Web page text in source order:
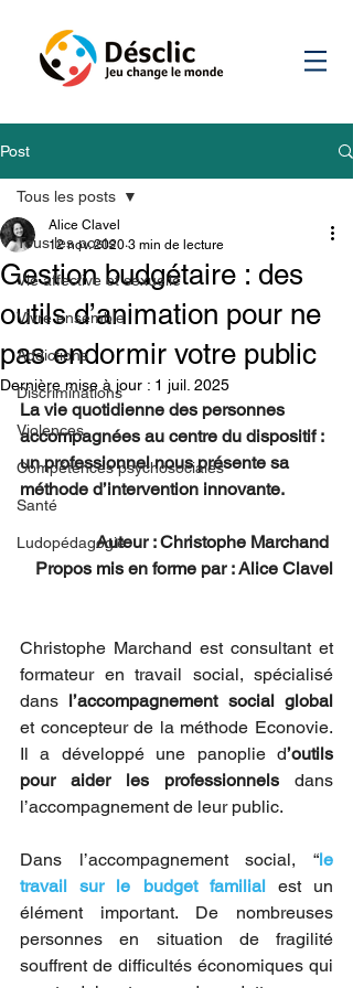
Post
Tous les posts
Vie affective et sexuelle
Vivre ensemble
Addictions
Discriminations
Violences
Compétences psychosociales
Santé
Ludopédagogie
Tous les posts
Gestion budgétaire : des
outils d’animation pour ne
pas endormir votre public
Alice Clavel
12 nov. 2020 3 min de lecture
Dernière mise à jour : 1 juil. 2025
La vie quotidienne des personnes
accompagnées au centre du dispositif :
un professionnel nous présente sa
méthode d’intervention innovante.
Auteur : Christophe Marchand
Propos mis en forme par : Alice Clavel
Christophe Marchand est consultant et
formateur en travail social, spécialisé
dans l’accompagnement social global
et concepteur de la méthode Econovie.
Il a développé une panoplie d’outils
pour aider les professionnels dans
l’accompagnement de leur public.
Dans l’accompagnement social, “le
travail sur le budget familial est un
élément important. De nombreuses
personnes en situation de fragilité
souffrent de difficultés économiques qui